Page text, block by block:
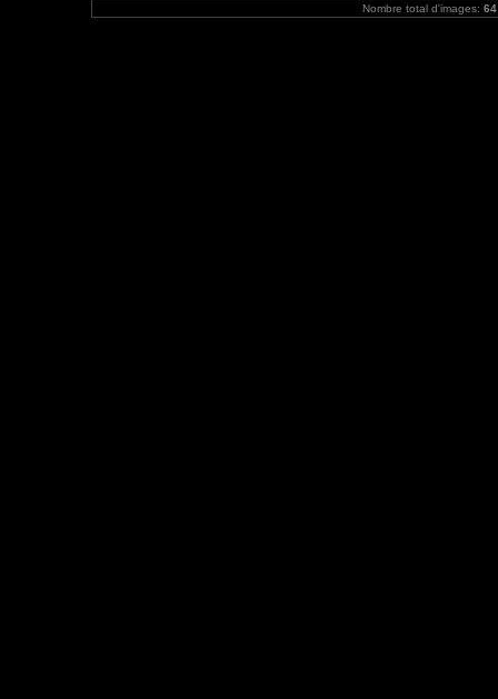
Nombre total d'images: 64